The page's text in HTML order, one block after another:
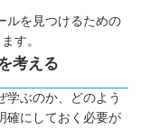
学べる
い
のデメリット
もある
ルを見つけるための
す。
考える
学ぶのか、どのよう
確にしておく必要が